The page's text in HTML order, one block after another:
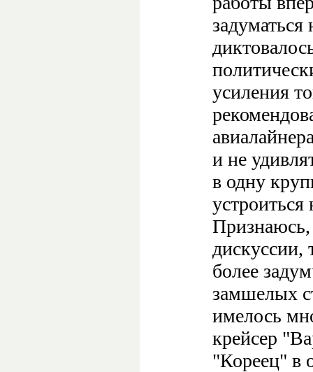
усиления
и не
в одну
устроиться
Признаюсь,
дискуссии,
более
замшелых
имелось
крейсер
"Кореец" в